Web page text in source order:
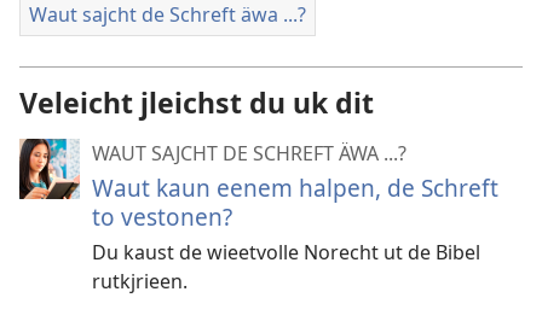
Waut sajcht de Schreft äwa ...?
Veleicht jleichst du uk dit
WAUT SAJCHT DE SCHREFT ÄWA ...?
Waut kaun eenem halpen, de Schreft
to vestonen?
Du kaust de wieetvolle Norecht ut de Bibel
rutkjrieen.